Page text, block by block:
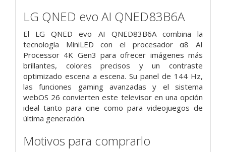
LG QNED evo AI QNED83B6A
El LG QNED evo AI QNED83B6A combina la
tecnología MiniLED con el procesador α8 AI
Processor 4K Gen3 para ofrecer imágenes más
brillantes, colores precisos y un contraste
optimizado escena a escena. Su panel de 144 Hz,
las funciones gaming avanzadas y el sistema
webOS 26 convierten este televisor en una opción
ideal tanto para cine como para videojuegos de
última generación.
Motivos para comprarlo